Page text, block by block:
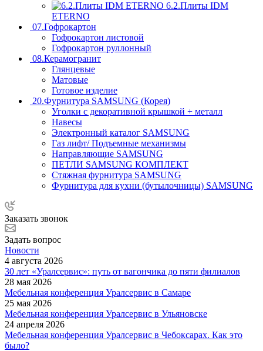
6.2.Плиты IDM
ETERNO
07.Гофрокартон
Гофрокартон листовой
Гофрокартон руллонный
08.Керамогранит
Глянцевые
Матовые
Готовое изделие
20.Фурнитура SAMSUNG (Корея)
Уголки с декоративной крышкой + металл
Навесы
Электронный каталог SAMSUNG
Газ лифт/ Подъемные механизмы
Направляющие SAMSUNG
ПЕТЛИ SAMSUNG КОМПЛЕКТ
Стяжная фурнитура SAMSUNG
Фурнитура для кухни (бутылочницы) SAMSUNG
Заказать звонок
Задать вопрос
Новости
4 августа 2026
30 лет «Уралсервис»: путь от вагончика до пяти филиалов
28 мая 2026
Мебельная конференция Уралсервис в Самаре
25 мая 2026
Мебельная конференция Уралсервис в Ульяновске
24 апреля 2026
Мебельная конференция Уралсервис в Чебоксарах. Как это
было?